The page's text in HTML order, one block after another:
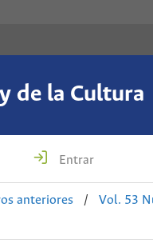
de la Cultura
Entrar
anteriores / Vol. 53